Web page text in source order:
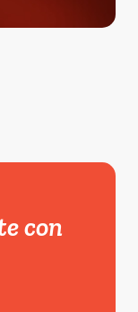
con